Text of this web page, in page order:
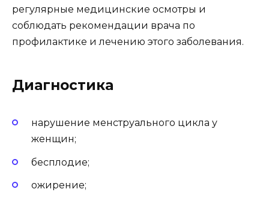
регулярные медицинские осмотры и
соблюдать рекомендации врача по
профилактике и лечению этого заболевания.
Диагностика
нарушение менструального цикла у
женщин;
бесплодие;
ожирение;